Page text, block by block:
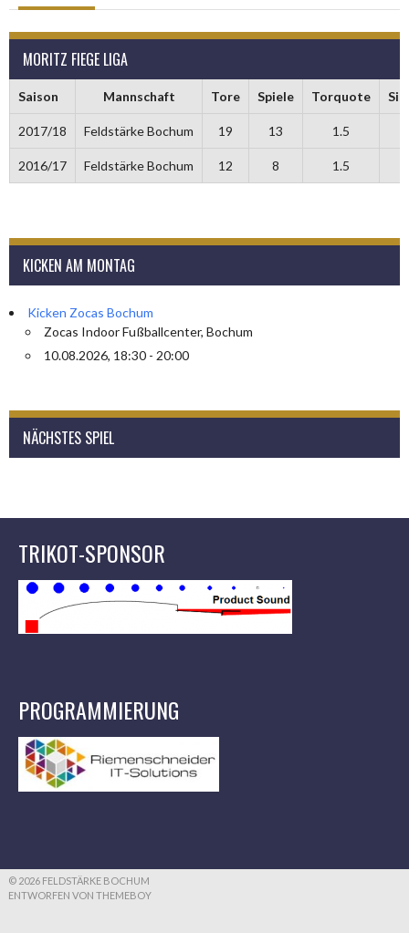
MORITZ FIEGE LIGA
Saison Mannschaft Tore Spiele Torquote
2017/18 Feldstärke Bochum 19 13 1.5
2016/17 Feldstärke Bochum 12 8 1.5
KICKEN AM MONTAG
Kicken Zocas Bochum
Zocas Indoor Fußballcenter, Bochum
10.08.2026, 18:30 - 20:00
NÄCHSTES SPIEL
TRIKOT-SPONSOR
PROGRAMMIERUNG
© 2026 FELDSTÄRKE BOCHUM
ENTWORFEN VON THEMEBOY